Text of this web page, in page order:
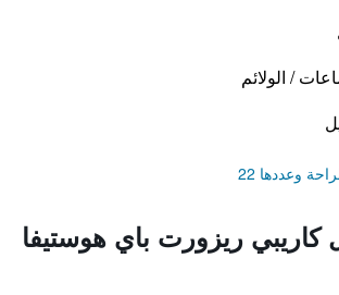
/ الولائم
وعددها 22
كاريبي ريزورت باي هوستيفا